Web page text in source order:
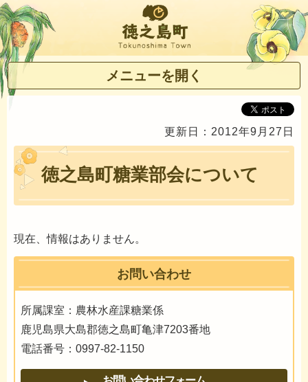
徳之島町
メニューを開く
更新日：2012年9月27日
徳之島町糖業部会について
現在、情報はありません。
お問い合わせ
所属課室：農林水産課糖業係
鹿児島県大島郡徳之島町亀津7203番地
電話番号：0997-82-1150